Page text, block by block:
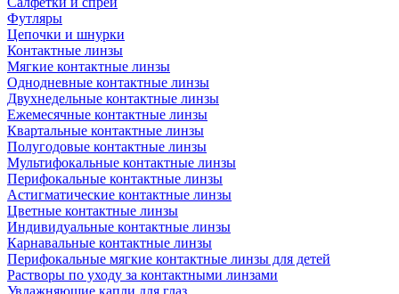
Футляры
Цепочки и шнурки
Контактные линзы
Мягкие контактные линзы
Однодневные контактные линзы
Двухнедельные контактные линзы
Ежемесячные контактные линзы
Квартальные контактные линзы
Полугодовые контактные линзы
Мультифокальные контактные линзы
Перифокальные контактные линзы
Астигматические контактные линзы
Цветные контактные линзы
Индивидуальные контактные линзы
Карнавальные контактные линзы
Перифокальные мягкие контактные линзы для детей
Растворы по уходу за контактными линзами
Увлажняющие капли для глаз